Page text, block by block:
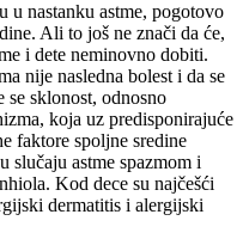
u nastanku astme, pogotovo
Ali to još ne znači da će,
i dete neminovno dobiti.
nije nasledna bolest i da se
se sklonost, odnosno
koja uz predisponirajuće
faktore spoljne sredine
slučaju astme spazmom i
Kod dece su najčešći
dermatitis i alergijski